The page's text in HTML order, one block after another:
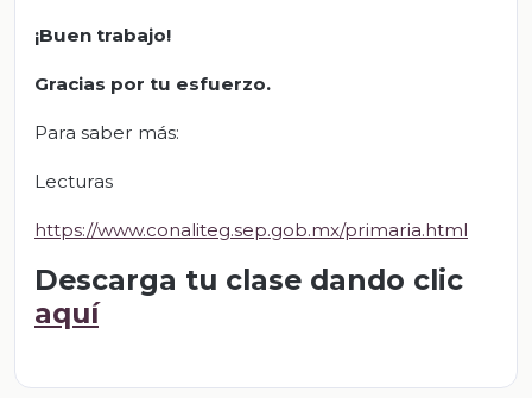
¡Buen trabajo!
Gracias por tu esfuerzo.
Para saber más:
Lecturas
https://www.conaliteg.sep.gob.mx/primaria.html
Descarga tu clase dando clic
aquí